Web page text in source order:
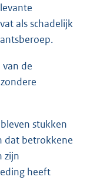
als schadelijk
de
stukken
dat betrokkene
zijn
heeft